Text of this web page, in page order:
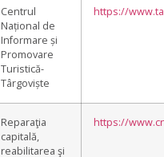
Centrul
Național de
Informare și
Promovare
Turistică-
Târgoviște
https://
Reparaţia
capitală,
reabilitarea şi
https://